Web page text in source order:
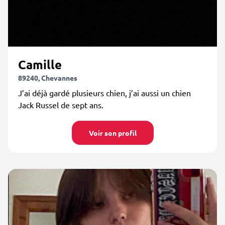
Camille
89240, Chevannes
J’ai déjà gardé plusieurs chien, j’ai aussi un chien
Jack Russel de sept ans.
Voir son profil